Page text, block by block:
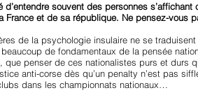
souvent des personnes
et de sa république. Ne pensez-vous
de la psychologie insulaire ne se
de fondamentaux de la pensée
que penser de ces nationalistes purs et
anti-corse dès qu’un penalty n’est pas
dans les championnats nationaux…